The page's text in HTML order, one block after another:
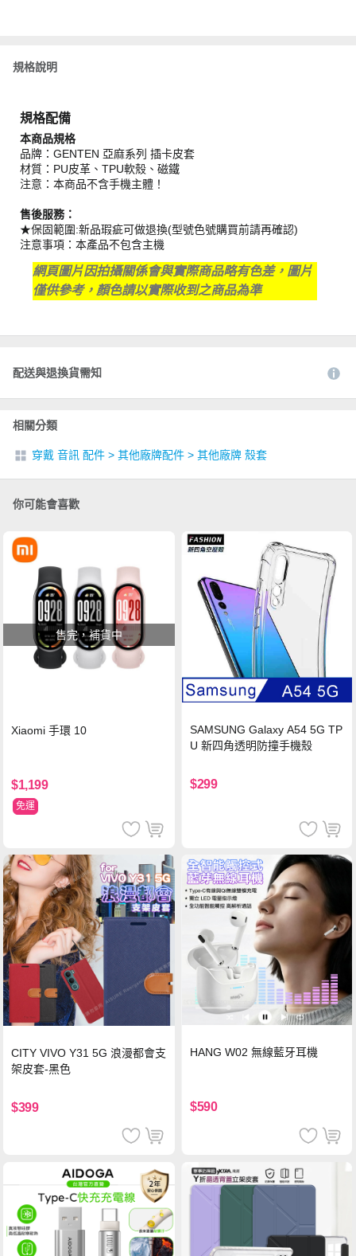
規格說明
規格配備
本商品規格
品牌：GENTEN 亞麻系列 插卡皮套
材質：PU皮革、TPU軟殼、磁鐵
注意：本商品不含手機主體！
售後服務：
★保固範圍:新品瑕疵可做退換(型號色號購買前請再確認)
注意事項：本產品不包含主機
網頁圖片因拍攝關係會與實際商品略有色差，圖片
僅供參考，顏色請以實際收到之商品為準
配送與退換貨需知
相關分類
穿戴 音訊 配件 > 其他廠牌配件 > 其他廠牌 殼套
你可能會喜歡
售完，補貨中
Xiaomi 手環 10
$1,199
免運
SAMSUNG Galaxy A54 5G TP
U 新四角透明防撞手機殼
$299
CITY VIVO Y31 5G 浪漫都會支
架皮套-黑色
$399
HANG W02 無線藍牙耳機
$590